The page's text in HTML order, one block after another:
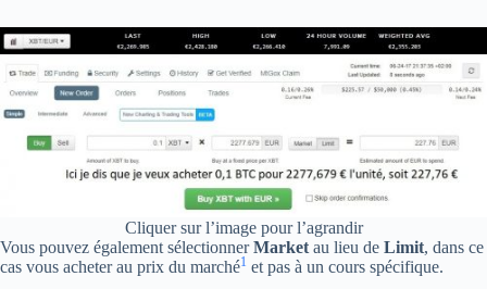
Cliquer sur l’image pour l’agrandir
Vous pouvez également sélectionnerMarket au lieu de Limit, dans ce
cas vous acheter au prix du marché1 et pas à un cours spécifique.